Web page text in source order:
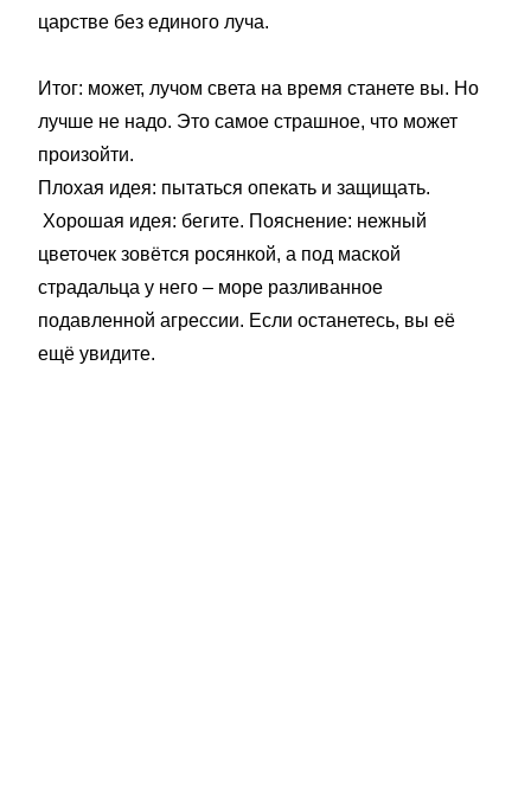
царстве без единого луча.
Итог: может, лучом света на время станете вы. Но
лучше не надо. Это самое страшное, что может
произойти.
Плохая идея: пытаться опекать и защищать.
Хорошая идея: бегите. Пояснение: нежный
цветочек зовётся росянкой, а под маской
страдальца у него – море разливанное
подавленной агрессии. Если останетесь, вы её
ещё увидите.